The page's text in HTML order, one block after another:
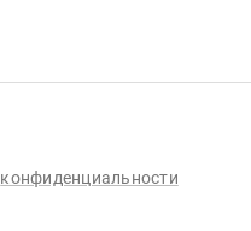
конфиденциальности